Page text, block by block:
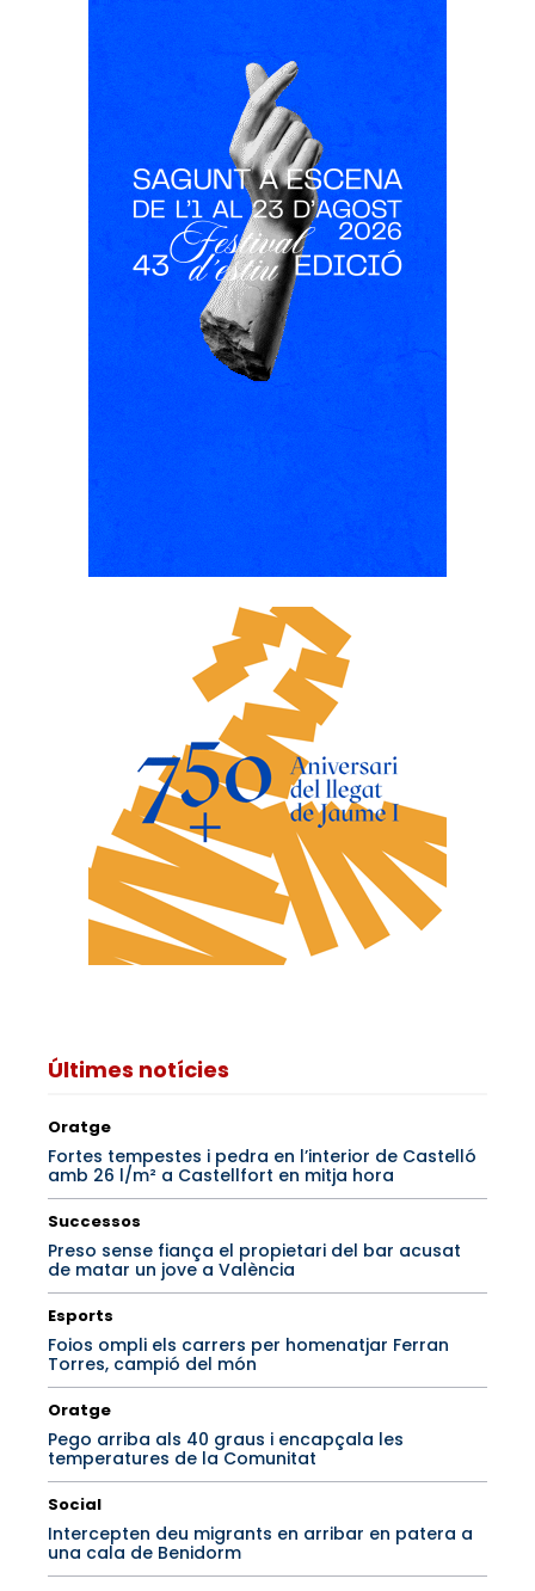
Últimes notícies
Oratge
Fortes tempestes i pedra en l’interior de Castelló
amb 26 l/m² a Castellfort en mitja hora
Successos
Preso sense fiança el propietari del bar acusat
de matar un jove a València
Esports
Foios ompli els carrers per homenatjar Ferran
Torres, campió del món
Oratge
Pego arriba als 40 graus i encapçala les
temperatures de la Comunitat
Social
Intercepten deu migrants en arribar en patera a
una cala de Benidorm